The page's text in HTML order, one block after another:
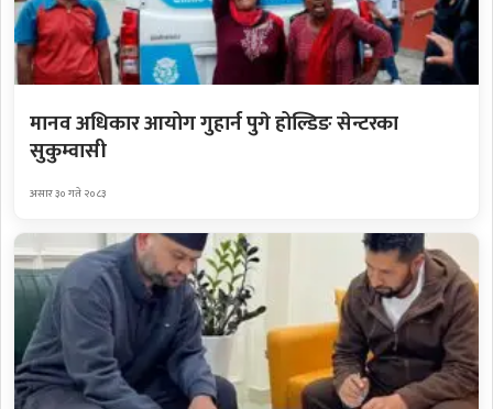
मानव अधिकार आयोग गुहार्न पुगे होल्डिङ सेन्टरका
सुकुम्वासी
असार ३० गते २०८३